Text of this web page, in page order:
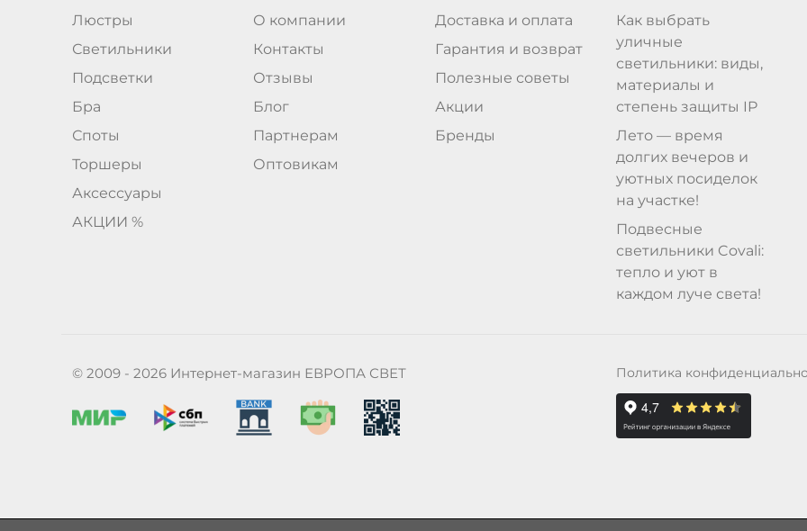
Люстры
Светильники
Подсветки
Бра
Споты
Торшеры
Аксессуары
АКЦИИ %
О компании
Контакты
Отзывы
Блог
Партнерам
Оптовикам
Доставка и оплата
Гарантия и возврат
Полезные советы
Акции
Бренды
Как выбрать
уличные
светильники: виды,
материалы и
степень защиты IP
Лето — время
долгих вечеров и
уютных посиделок
на участке!
Подвесные
светильники Covali:
тепло и уют в
каждом луче света!
© 2009 - 2026 Интернет-магазин ЕВРОПА СВЕТ Политика